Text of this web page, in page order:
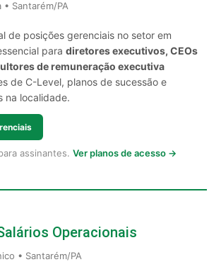
Santarém/PA
de posições gerenciais no setor em
para diretores executivos, CEOs
de remuneração executiva
de C-Level, planos de sucessão e
na localidade.
assinantes. Ver planos de acesso →
Operacionais
• Santarém/PA